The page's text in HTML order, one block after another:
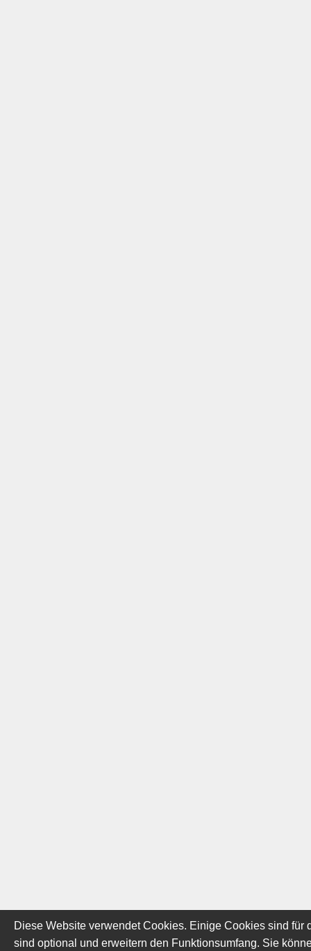
Diese Website verwendet Cookies. Einige Cookies sind
sind optional und erweitern den Funktionsumfang. Sie